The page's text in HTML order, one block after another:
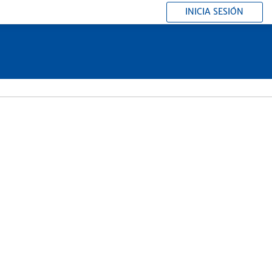
INICIA SESIÓN